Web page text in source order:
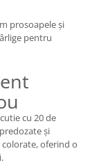
prosoapele și
pentru
cu 20 de
și
oferind o